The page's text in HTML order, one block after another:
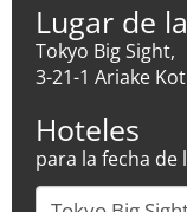
Lugar de
Tokyo Big Sight,
3-21-1 Ariake
Hoteles
para la fecha de